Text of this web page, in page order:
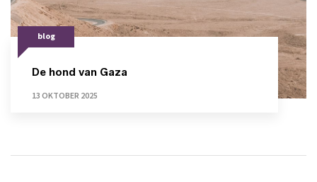
blog
De hond van Gaza
13 OKTOBER 2025